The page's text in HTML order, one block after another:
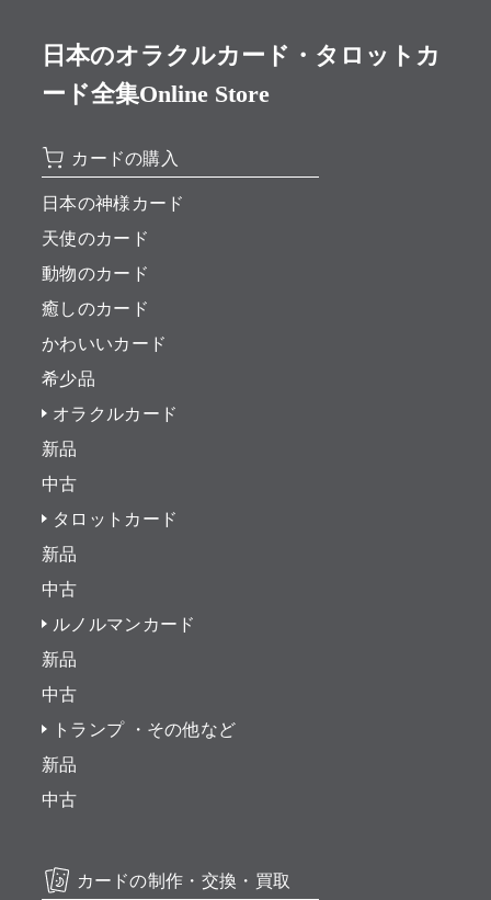
日本のオラクルカード・タロットカ
ード全集Online Store
カードの購入
日本の神様カード
天使のカード
動物のカード
癒しのカード
かわいいカード
希少品
オラクルカード
新品
中古
タロットカード
新品
中古
ルノルマンカード
新品
中古
トランプ ・その他など
新品
中古
カードの制作・交換・買取